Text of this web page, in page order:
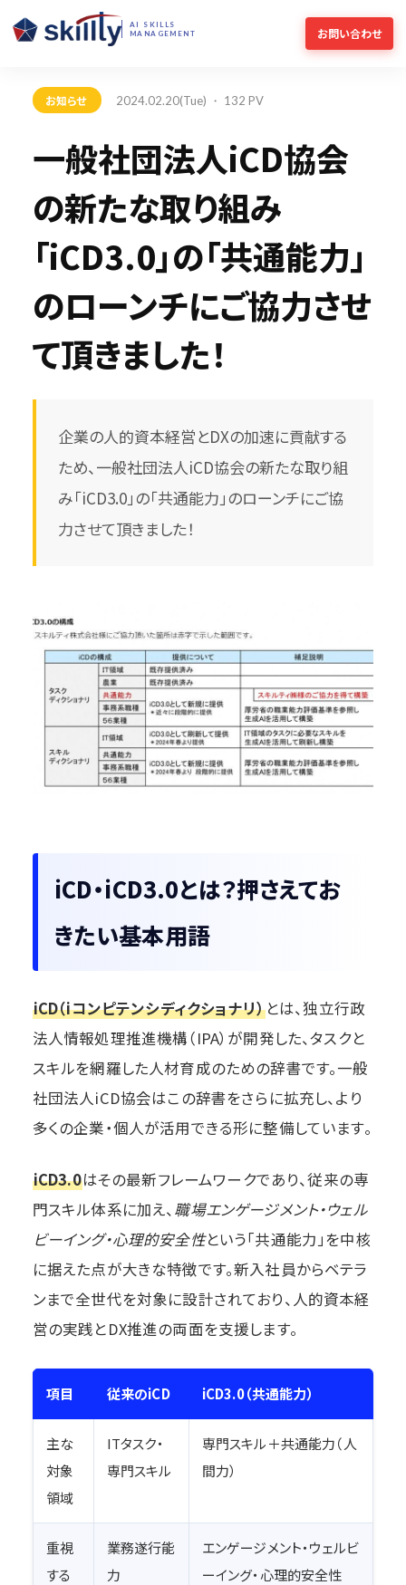
AI SKILLS
MANAGEMENT
お問い合わせ
お知らせ 2024.02.20(Tue) ・ 132 PV
一般社団法人iCD協会
の新たな取り組み
「iCD3.0」の「共通能力」
のローンチにご協力させ
て頂きました！
企業の人的資本経営とDXの加速に貢献する
ため、一般社団法人iCD協会の新たな取り組
み「iCD3.0」の「共通能力」のローンチにご協
力させて頂きました！
iCD・iCD3.0とは？押さえてお
きたい基本用語
iCD（iコンピテンシディクショナリ）とは、独立行政
法人情報処理推進機構（IPA）が開発した、タスクと
スキルを網羅した人材育成のための辞書です。一般
社団法人iCD協会はこの辞書をさらに拡充し、より
多くの企業・個人が活用できる形に整備しています。
iCD3.0はその最新フレームワークであり、従来の専
門スキル体系に加え、 職場エンゲージメント・ウェル
ビーイング・心理的安全性という「共通能力」を中核
に据えた点が大きな特徴です。新入社員からベテラ
ンまで全世代を対象に設計されており、人的資本経
営の実践とDX推進の両面を支援します。
項目 従来のiCD iCD3.0（共通能力）
主な
対象
領域
ITタスク・
専門スキル
専門スキル＋共通能力（人
間力）
重視
する
業務遂行能
力
エンゲージメント・ウェルビ
ーイング・心理的安全性